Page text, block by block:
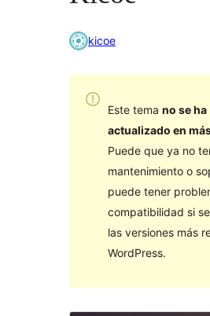
kicoe
Este tema no se ha
actualizado en
Puede que ya no
mantenimiento o
puede tener
compatibilidad si
las versiones más
WordPress.